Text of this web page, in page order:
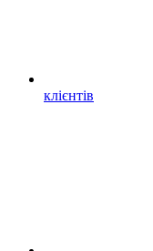
клієнтів